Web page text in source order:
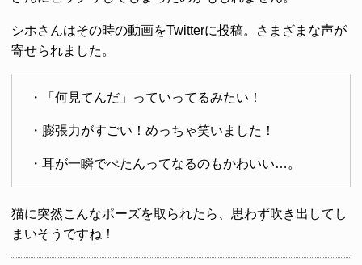
シホさんはその時の動画をTwitterに投稿。さまざまな声が
寄せられました。
・「何見てんだ」っていってるみたい！
・膨張力がすごい！めっちゃ笑いました！
・耳が一瞬でぺたんってなるのもかわいい…。
猫に突然こんなポーズを取られたら、思わず吹き出してし
まいそうですね！